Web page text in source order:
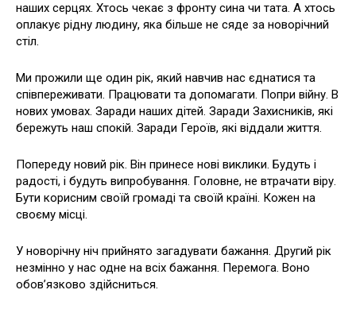
наших серцях. Хтось чекає з фронту сина чи тата. А хтось
оплакує рідну людину, яка більше не сяде за новорічний
стіл.
Ми прожили ще один рік, який навчив нас єднатися та
співпереживати. Працювати та допомагати. Попри війну. В
нових умовах. Заради наших дітей. Заради Захисників, які
бережуть наш спокій. Заради Героїв, які віддали життя.
Попереду новий рік. Він принесе нові виклики. Будуть і
радості, і будуть випробування. Головне, не втрачати віру.
Бути корисним своїй громаді та своїй країні. Кожен на
своєму місці.
У новорічну ніч прийнято загадувати бажання. Другий рік
незмінно у нас одне на всіх бажання. Перемога. Воно
обов’язково здійсниться.